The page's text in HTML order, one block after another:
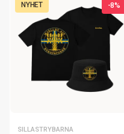
SILLASTRYBARNA
NYHET -8%